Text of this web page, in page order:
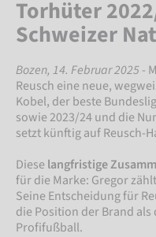
Torhüter
Schweizer
Bozen, 14. Februar 2025-
Reusch eine neue,
Kobel, der beste
sowie 2023/24 und die
setzt künftig auf Reusch-
Diese langfristige
für die Marke: Gregor
Seine Entscheidung für
die Position der Brand
Profifußball.